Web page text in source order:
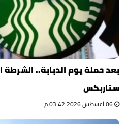
بعد حملة يوم الدبابة.. الشرطة
ستاربكس